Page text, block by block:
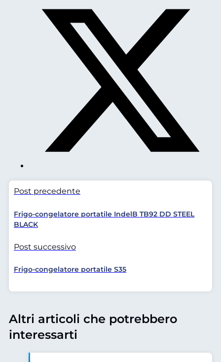
Post precedente
Frigo-congelatore portatile IndelB TB92 DD STEEL
BLACK
Post successivo
Frigo-congelatore portatile S35
Altri articoli che potrebbero
interessarti